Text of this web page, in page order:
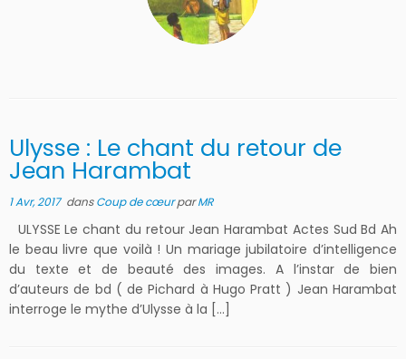
Ulysse : Le chant du retour de
Jean Harambat
1 Avr, 2017dansCoup de cœurparMR
ULYSSE Le chant du retour Jean Harambat Actes Sud Bd Ah
le beau livre que voilà ! Un mariage jubilatoire d’intelligence
du texte et de beauté des images. A l’instar de bien
d’auteurs de bd ( de Pichard à Hugo Pratt ) Jean Harambat
interroge le mythe d’Ulysse à la […]